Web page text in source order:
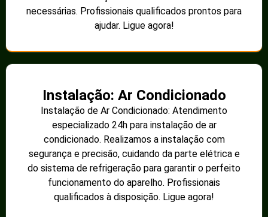
necessárias. Profissionais qualificados prontos para
ajudar. Ligue agora!
Instalação: Ar Condicionado
Instalação de Ar Condicionado: Atendimento
especializado 24h para instalação de ar
condicionado. Realizamos a instalação com
segurança e precisão, cuidando da parte elétrica e
do sistema de refrigeração para garantir o perfeito
funcionamento do aparelho. Profissionais
qualificados à disposição. Ligue agora!